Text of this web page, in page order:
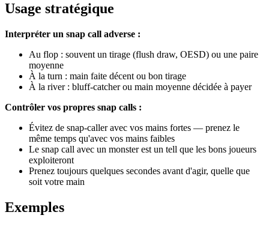
Usage stratégique
Interpréter un snap call adverse :
Au flop : souvent un tirage (flush draw, OESD) ou une paire
moyenne
À la turn : main faite décent ou bon tirage
À la river : bluff-catcher ou main moyenne décidée à payer
Contrôler vos propres snap calls :
Évitez de snap-caller avec vos mains fortes — prenez le
même temps qu'avec vos mains faibles
Le snap call avec un monster est un tell que les bons joueurs
exploiteront
Prenez toujours quelques secondes avant d'agir, quelle que
soit votre main
Exemples